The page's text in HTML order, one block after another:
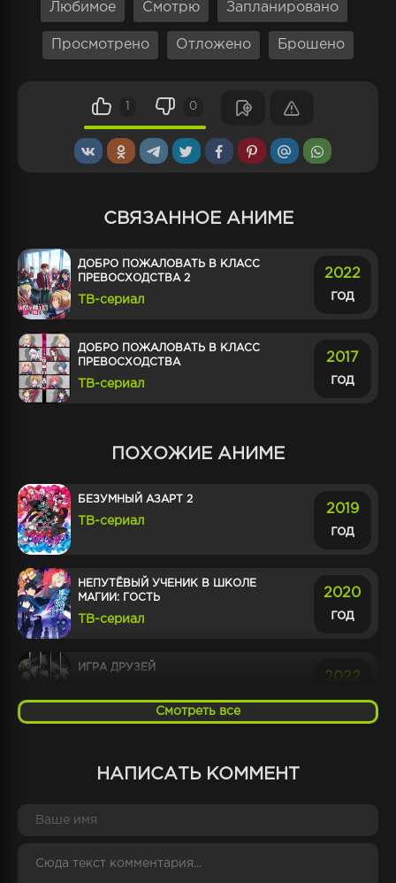
Любимое Смотрю Запланировано
Просмотрено Отложено Брошено
0
СВЯЗАННОЕ АНИМЕ
ДОБРО ПОЖАЛОВАТЬ В КЛАСС
ПРЕВОСХОДСТВА 2
ТВ-сериал
2022
год
ДОБРО ПОЖАЛОВАТЬ В КЛАСС
ПРЕВОСХОДСТВА
ТВ-сериал
2017
год
ПОХОЖИЕ АНИМЕ
БЕЗУМНЫЙ АЗАРТ 2
ТВ-сериал
2019
год
НЕПУТЁВЫЙ УЧЕНИК В ШКОЛЕ
МАГИИ: ГОСТЬ
ТВ-сериал
2020
год
ИГРА ДРУЗЕЙ
2022
год
ШКОЛЬНАЯ РОМАНТИЧЕСКАЯ
ЖИЗНЬ НЕ УДАЛАСЬ 2
ЖИЗНЬ НЕ УДАЛАСЬ
Смотреть все
НАПИСАТЬ КОММЕНТ